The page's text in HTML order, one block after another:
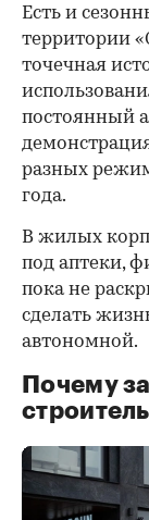
Есть и
территории
точечная
постоянный
разных
года.
В жилых
под аптеки,
пока не
сделать
автономной.
Почему